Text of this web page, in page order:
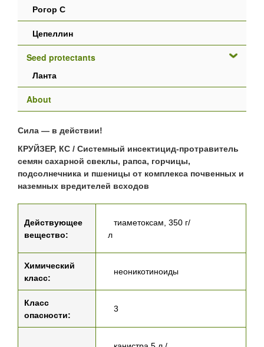
Рогор С
Цепеллин
Seed protectants
Ланта
About
Сила — в действии!
КРУЙЗЕР, КС / Системный инсектицид-протравитель
семян сахарной свеклы, рапса, горчицы,
подсолнечника и пшеницы от комплекса почвенных и
наземных вредителей всходов
Действующее
вещество:
тиаметоксам, 350 г/
л
Химический
класс:
неоникотиноиды
Класс
опасности:
3